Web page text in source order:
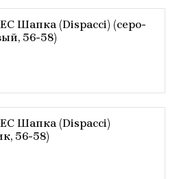
Шапка (Dispacci) (серо-
56-58)
Шапка (Dispacci)
56-58)